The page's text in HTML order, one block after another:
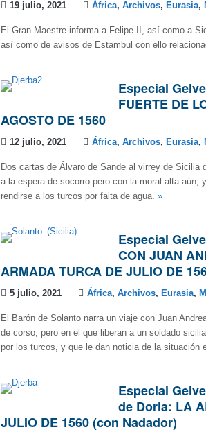
19 julio, 2021 África, Archivos, Eurasia,
El Gran Maestre informa a Felipe II, así como a
así como de avisos de Estambul con ello
Especial
FUERTE DE
AGOSTO DE 1560
12 julio, 2021 África, Archivos, Eurasia,
Dos cartas de Álvaro de Sande al virrey de Sicilia
a la espera de socorro pero con la moral alta
rendirse a los turcos por falta de agua. »
Especial
CON JUAN
ARMADA TURCA DE JULIO DE
5 julio, 2021 África, Archivos, Eurasia,
El Barón de Solanto narra un viaje con Juan
de corso, pero en el que liberan a un soldado
por los turcos, y que le dan noticia de la situación
Especial
de Doria: LA
JULIO DE 1560 (con Nadador)